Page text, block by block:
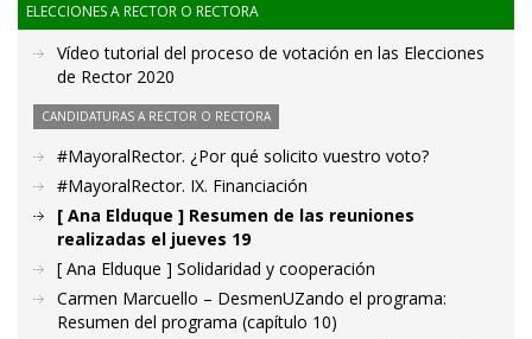
ELECCIONES A RECTOR O RECTORA
Vídeo tutorial del proceso de votación en las Elecciones
de Rector 2020
CANDIDATURAS A RECTOR O RECTORA
#MayoralRector. ¿Por qué solicito vuestro voto?
#MayoralRector. IX. Financiación
[ Ana Elduque ] Resumen de las reuniones
realizadas el jueves 19
[ Ana Elduque ] Solidaridad y cooperación
Carmen Marcuello – DesmenUZando el programa:
Resumen del programa (capítulo 10)